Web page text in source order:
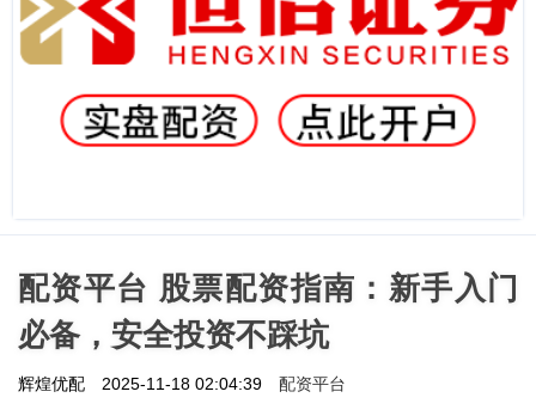
配资平台 股票配资指南：新手入门
必备，安全投资不踩坑
辉煌优配 2025-11-18 02:04:39 配资平台